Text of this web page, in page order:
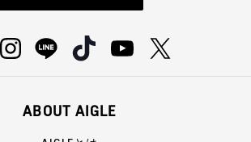
ABOUT AIGLE